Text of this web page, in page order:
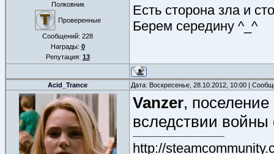
Полковник
Проверенные
Сообщений: 228
Награды: 0
Репутация: 13
Есть сторона зла и
Берем середину ^_^
Acid_Trance Дата: Воскресенье, 28.10.2012, 10:00 |
Vanzer,
вследствии
http://